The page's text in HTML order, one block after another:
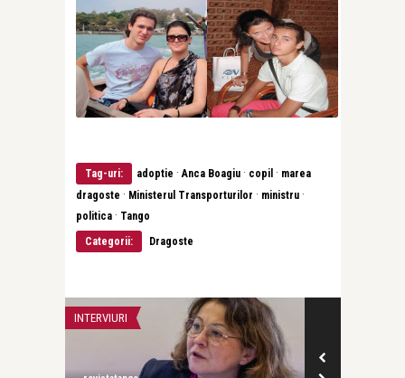
Tag-uri: adoptie · Anca Boagiu · copil · marea
dragoste · Ministerul Transporturilor · ministru ·
politica · Tango
Categorii:
Dragoste
INTERVIURI